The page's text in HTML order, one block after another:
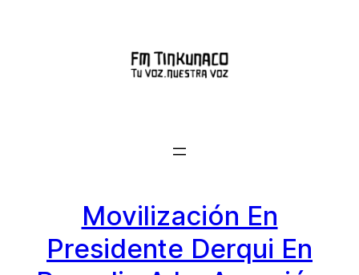
Movilización En
Presidente Derqui En